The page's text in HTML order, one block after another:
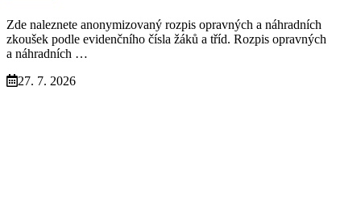
Zde naleznete anonymizovaný rozpis opravných a náhradních
zkoušek podle evidenčního čísla žáků a tříd. Rozpis opravných
a náhradních …
27. 7. 2026